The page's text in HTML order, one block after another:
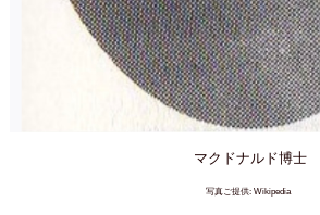
マクドナルド博士
写真ご提供: Wikipedia